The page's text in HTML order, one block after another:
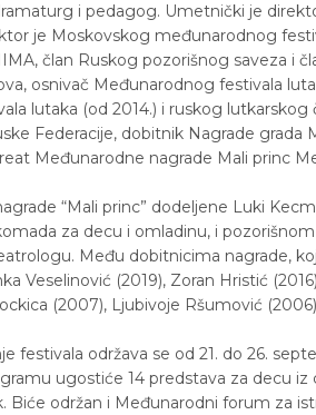
i pedagog. Umetnički je
je Moskovskog međunarodnog
član Ruskog pozorišnog saveza i
osnivač Međunarodnog festivala
lutaka (od 2014.) i ruskog
Federacije, dobitnik Nagrade grada
Međunarodne nagrade Mali princ
“Mali princ” dodeljene Luki
za decu i omladinu, i
Među dobitnicima nagrade,
Veselinović (2019), Zoran Hristić
(2007), Ljubivoje Ršumović
festivala održava se od 21. do 26.
ugostiće 14 predstava za decu
Biće održan i Međunarodni forum za